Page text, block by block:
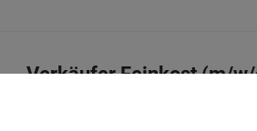
Verkäufer Feinkost (m/